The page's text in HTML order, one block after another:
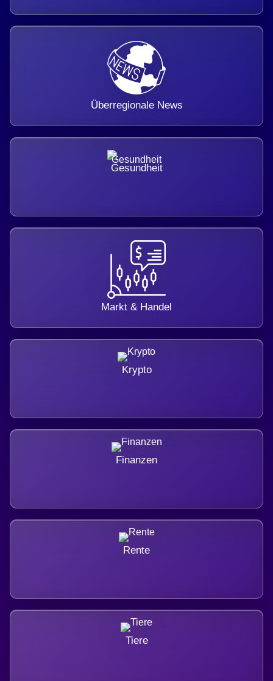
Überregionale News
Gesundheit
Markt & Handel
Krypto
Finanzen
Rente
Tiere